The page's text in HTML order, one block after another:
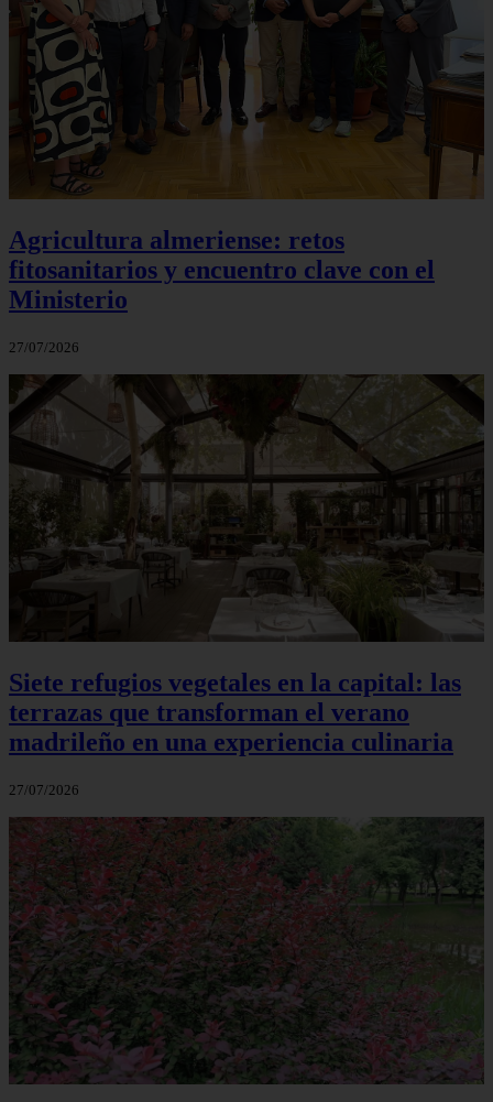
Agricultura almeriense: retos
fitosanitarios y encuentro clave con el
Ministerio
27/07/2026
Siete refugios vegetales en la capital: las
terrazas que transforman el verano
madrileño en una experiencia culinaria
27/07/2026